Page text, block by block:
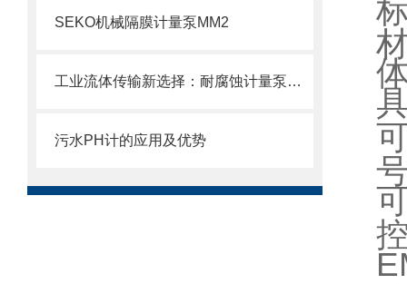
SEKO机械隔膜计量泵MM2
工业流体传输新选择：耐腐蚀计量泵的特性、应用与维护详解
污水PH计的应用及优势